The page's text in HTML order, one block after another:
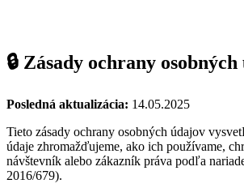
🔒 Zásady ochrany
Posledná aktualizácia: 14.05.2025
Tieto zásady ochrany osobných údajov
údaje zhromažďujeme, ako ich používame,
návštevník alebo zákazník práva podľa
2016/679).